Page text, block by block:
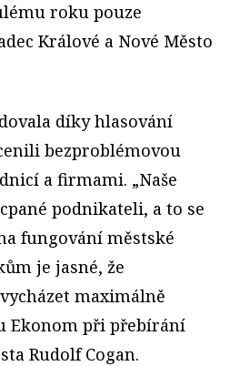
roku pouze
Králové a Nové Město
díky hlasování
bezproblémovou
a firmami. „Naše
podnikateli, a to se
fungování městské
je jasné, že
maximálně
Ekonom při přebírání
Rudolf Cogan.